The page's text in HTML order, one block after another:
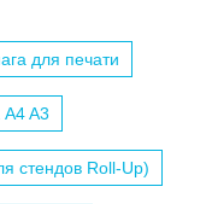
для печати
A3
стендов Roll-Up)